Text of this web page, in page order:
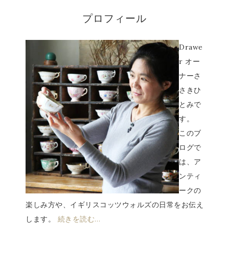
プロフィール
Drawe
r オー
ナーさ
さきひ
とみで
す。
このブ
ログで
は、ア
ンティ
ークの
楽しみ方や、イギリスコッツウォルズの日常をお伝え
します。 続きを読む…